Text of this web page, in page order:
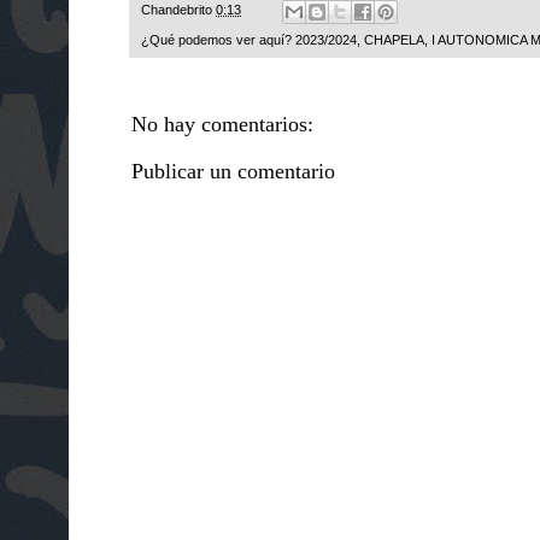
Chandebrito 0:13
¿Qué podemos ver aquí? 2023/2024 CHAPELA I AUTONOMICA M
No hay comentarios:
Publicar un comentario